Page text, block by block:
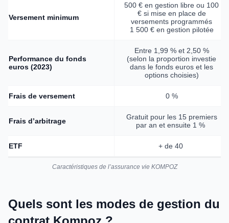
Versement minimum
500 € en gestion libre ou 100
€ si mise en place de
versements programmés
1 500 € en gestion pilotée
Performance du fonds
euros (2023)
Entre 1,99 % et 2,50 %
(selon la proportion investie
dans le fonds euros et les
options choisies)
Frais de versement 0 %
Frais d’arbitrage
Gratuit pour les 15 premiers
par an et ensuite 1 %
ETF + de 40
Caractéristiques de l’assurance vie KOMPOZ
Quels sont les modes de gestion du